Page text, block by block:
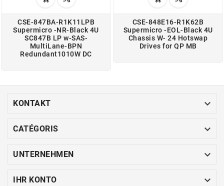
CSE-847BA-R1K11LPB
Supermicro -NR-Black 4U
SC847B LP w-SAS-
MultiLane-BPN
Redundant1010W DC
CSE-848E16-R1K62B
Supermicro -EOL-Black 4U
Chassis W- 24 Hotswap
Drives for QP MB
KONTAKT 
CATÉGORIS 
UNTERNEHMEN 
IHR KONTO 